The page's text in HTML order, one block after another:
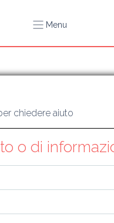
Menu
chiedere aiuto
o di